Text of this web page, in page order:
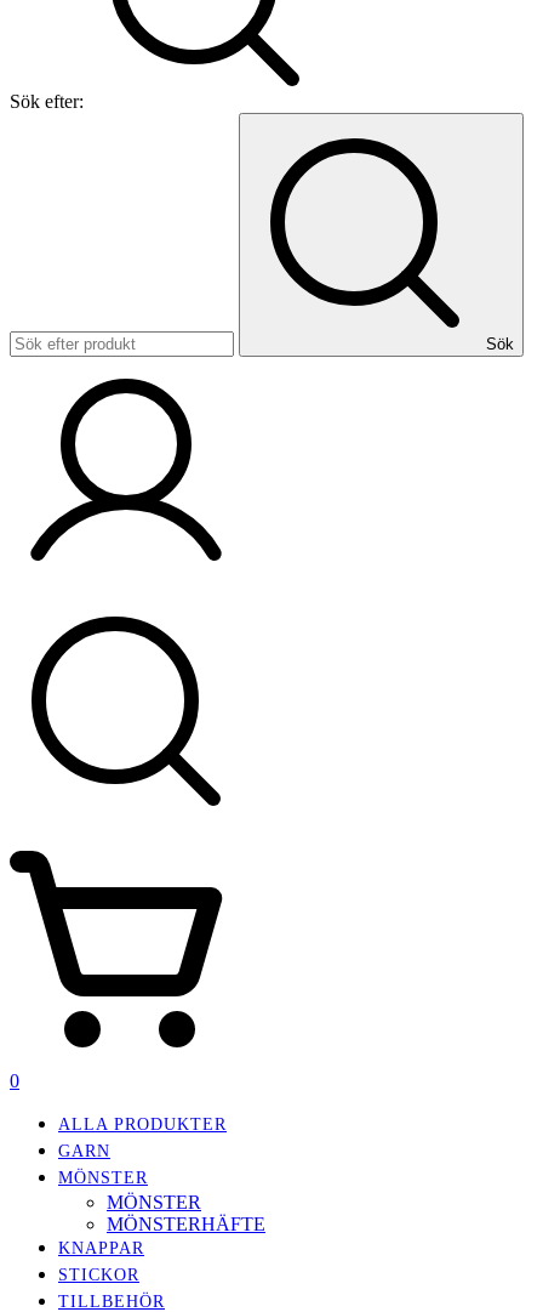
Sök efter:
Sök
0
ALLA PRODUKTER
GARN
MÖNSTER
MÖNSTER
MÖNSTERHÄFTE
KNAPPAR
STICKOR
TILLBEHÖR